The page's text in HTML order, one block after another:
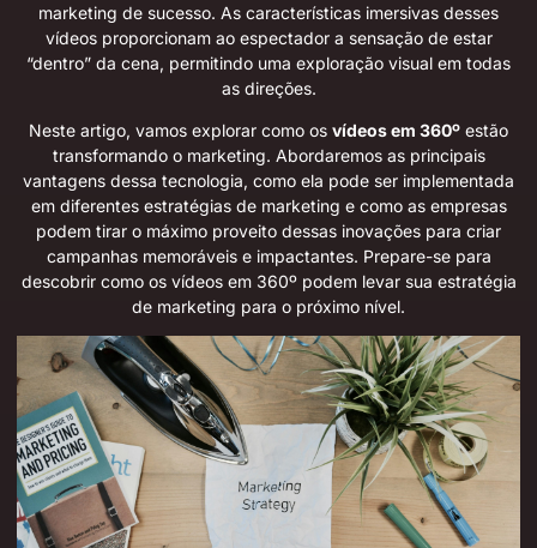
marketing de sucesso. As características imersivas desses
vídeos proporcionam ao espectador a sensação de estar
“dentro” da cena, permitindo uma exploração visual em todas
as direções.
Neste artigo, vamos explorar como os vídeos em 360º estão
transformando o marketing. Abordaremos as principais
vantagens dessa tecnologia, como ela pode ser implementada
em diferentes estratégias de marketing e como as empresas
podem tirar o máximo proveito dessas inovações para criar
campanhas memoráveis e impactantes. Prepare-se para
descobrir como os vídeos em 360º podem levar sua estratégia
de marketing para o próximo nível.